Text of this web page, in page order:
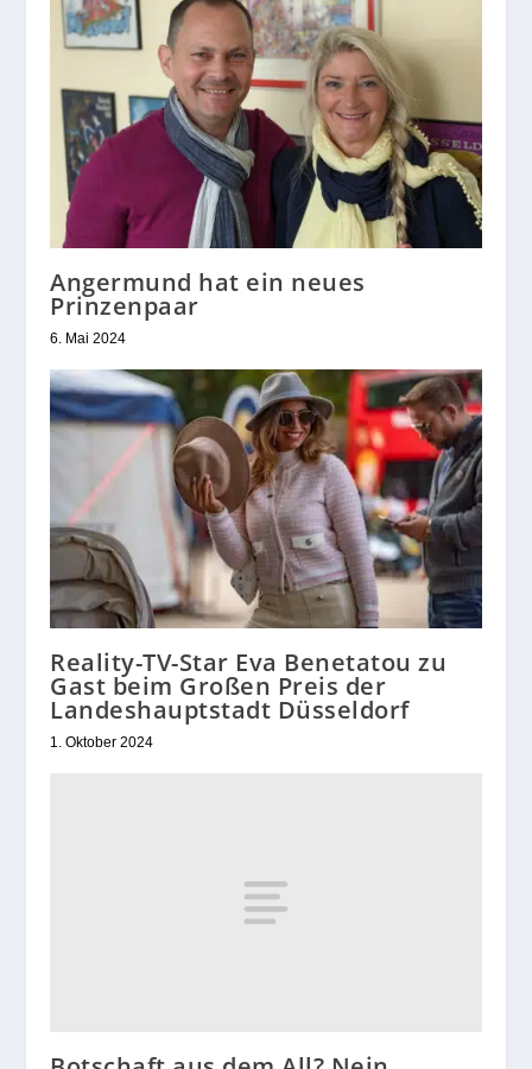
Angermund hat ein neues
Prinzenpaar
6. Mai 2024
Reality-TV-Star Eva Benetatou zu
Gast beim Großen Preis der
Landeshauptstadt Düsseldorf
1. Oktober 2024